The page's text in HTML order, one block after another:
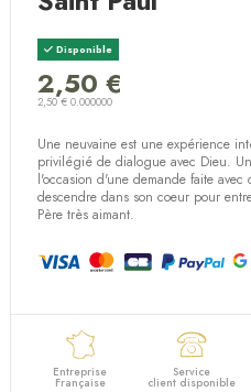
Disponible
2,50 €
2,50 € 0.000000
Une neuvaine est une expérience
privilégié de dialogue avec Dieu.
l'occasion d'une demande faite
descendre dans son coeur pour
Père très aimant.
Entreprise
Française
Service
client disponible